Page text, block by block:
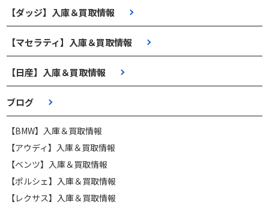
【ダッジ】入庫＆買取情報
【マセラティ】入庫＆買取情報
【日産】入庫＆買取情報
ブログ
【BMW】入庫＆買取情報
【アウディ】入庫＆買取情報
【ベンツ】入庫＆買取情報
【ポルシェ】入庫＆買取情報
【レクサス】入庫＆買取情報